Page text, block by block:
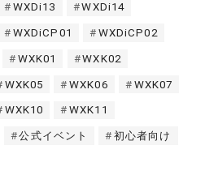
WXDi13 WXDi14
WXDiCP01 WXDiCP02
WXK01 WXK02
WXK05 WXK06 WXK07
WXK10 WXK11
公式イベント 初心者向け